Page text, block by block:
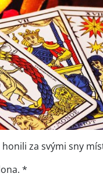
za svými sny
*